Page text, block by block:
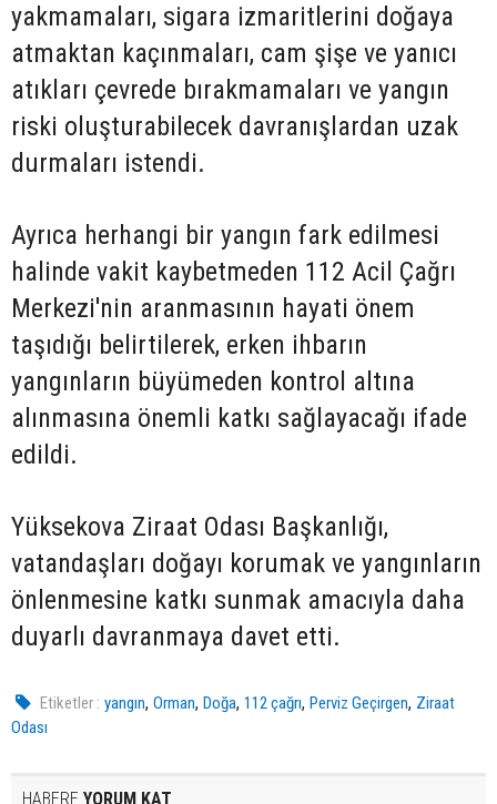
yakmamaları, sigara izmaritlerini doğaya
atmaktan kaçınmaları, cam şişe ve yanıcı
atıkları çevrede bırakmamaları ve yangın
riski oluşturabilecek davranışlardan uzak
durmaları istendi.
Ayrıca herhangi bir yangın fark edilmesi
halinde vakit kaybetmeden 112 Acil Çağrı
Merkezi'nin aranmasının hayati önem
taşıdığı belirtilerek, erken ihbarın
yangınların büyümeden kontrol altına
alınmasına önemli katkı sağlayacağı ifade
edildi.
Yüksekova Ziraat Odası Başkanlığı,
vatandaşları doğayı korumak ve yangınların
önlenmesine katkı sunmak amacıyla daha
duyarlı davranmaya davet etti.
Etiketler : yangın,Orman,Doğa,112 çağrı,Perviz Geçirgen, Ziraat
Odası
HABERE YORUM KAT